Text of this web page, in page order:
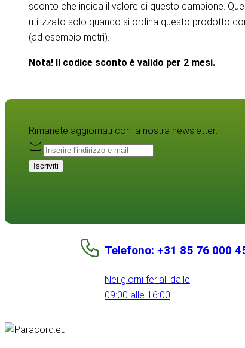
sconto che indica il valore di questo campione.
utilizzato solo quando si ordina questo prodotto
(ad esempio metri).
Nota! Il codice sconto è valido per 2 mesi.
Rimanete aggiornati con la nostra newsletter:
Iscriviti
Telefono: +31 85 76 000
Nei giorni feriali dalle
09:00 alle 16:00